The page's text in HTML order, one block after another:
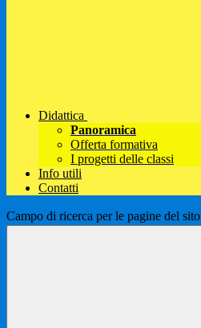
Didattica
Panoramica
Offerta formativa
I progetti delle classi
Info utili
Contatti
Campo di ricerca per le pagine del sito